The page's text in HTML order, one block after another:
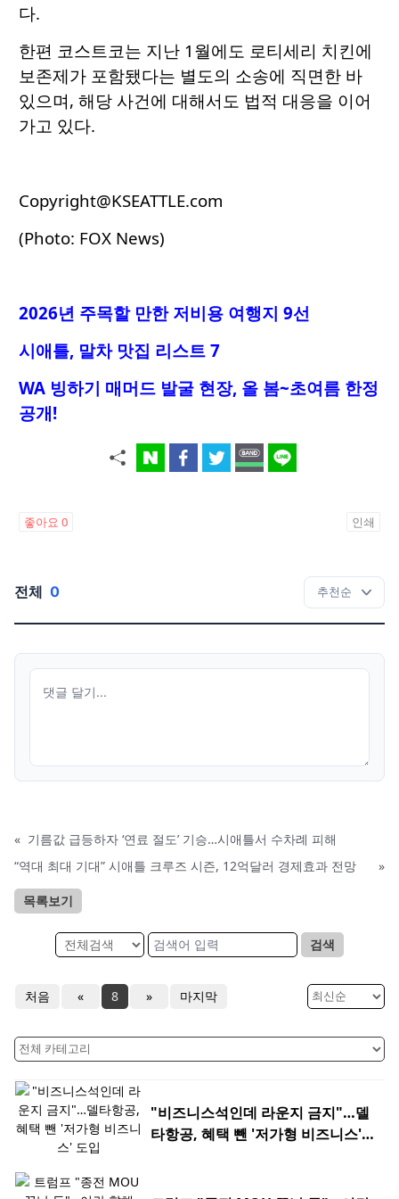
다.
한편 코스트코는 지난 1월에도 로티세리 치킨에
보존제가 포함됐다는 별도의 소송에 직면한 바
있으며, 해당 사건에 대해서도 법적 대응을 이어
가고 있다.
Copyright@KSEATTLE.com
(Photo: FOX News)
2026년 주목할 만한 저비용 여행지 9선
시애틀, 말차 맛집 리스트 7
WA 빙하기 매머드 발굴 현장, 올 봄~초여름 한정
공개!
좋아요 0 인쇄
전체 0
« 기름값 급등하자 ‘연료 절도’ 기승…시애틀서 수차례 피해
“역대 최대 기대” 시애틀 크루즈 시즌, 12억달러 경제효과 전망
»
목록보기
검색
처음 « 8 » 마지막
"비즈니스석인데 라운지 금지"…델
타항공, 혜택 뺀 '저가형 비즈니스'